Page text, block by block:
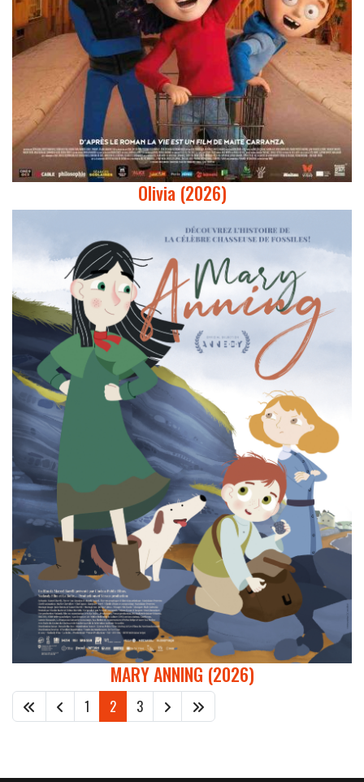
Olivia (2026)
MARY ANNING (2026)
1 2 3